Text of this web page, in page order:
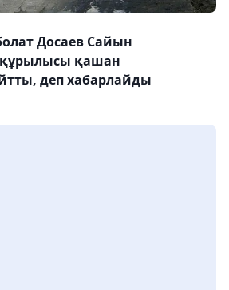
Досаев Сайын
құрылысы қашан
деп хабарлайды